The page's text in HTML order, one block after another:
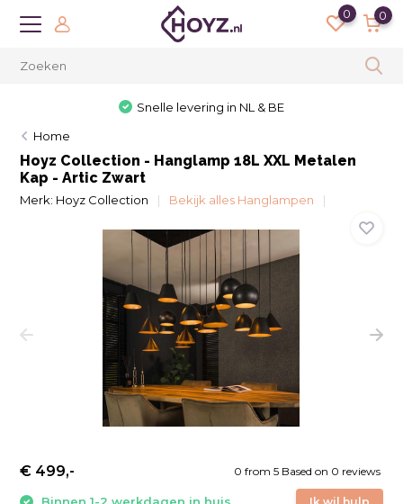
0 0
Snelle levering in NL & BE
Home
Hoyz Collection - Hanglamp 18L XXL Metalen
Kap - Artic Zwart
Merk: Hoyz Collection Bekijk alles Hanglampen
0 from 5 Based on 0 reviews
€ 499,-